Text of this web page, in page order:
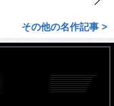
その他の名作記事 >